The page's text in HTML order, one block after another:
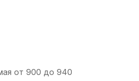
от 900 до 940